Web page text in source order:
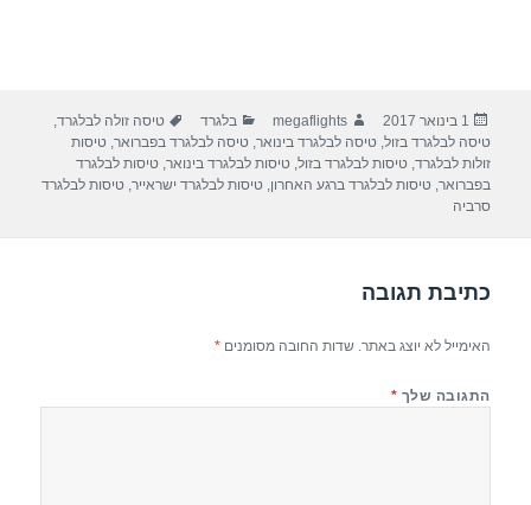
פורסם
בתאריך
1 בינואר 2017 מחבר
megaflights קטגוריות
בלגרד תגיות
טיסה זולה לבלגרד,
טיסה לבלגרד בזול,טיסה לבלגרד בינואר,טיסה לבלגרד בפברואר,טיסות
זולות לבלגרד,טיסות לבלגרד בזול,טיסות לבלגרד בינואר,טיסות לבלגרד
בפברואר,טיסות לבלגרד ברגע האחרון,טיסות לבלגרד ישראייר,טיסות לבלגרד
סרביה
כתיבת תגובה
האימייל לא יוצג באתר. שדות החובה מסומנים*
התגובה שלך *